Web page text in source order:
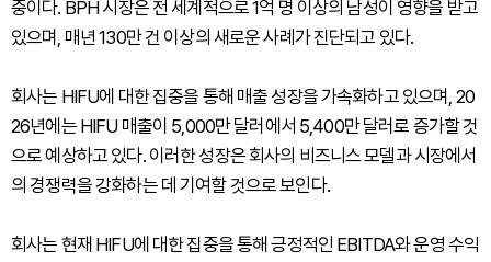
중이다. BPH 시장은 전 세계적으로 1억 명 이상의 남성이 영향을 받고
있으며, 매년 130만 건 이상의 새로운 사례가 진단되고 있다.
회사는 HIFU에 대한 집중을 통해 매출 성장을 가속화하고 있으며, 20
26년에는 HIFU 매출이 5,000만 달러에서 5,400만 달러로 증가할 것
으로 예상하고 있다. 이러한 성장은 회사의 비즈니스 모델과 시장에서
의 경쟁력을 강화하는 데 기여할 것으로 보인다.
회사는 현재 HIFU에 대한 집중을 통해 긍정적인 EBITDA와 운영 수익